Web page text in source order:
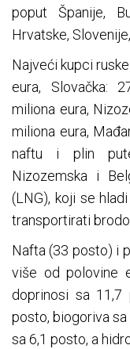
poput Španije,
Hrvatske,
Najveći kupci
eura, Slovačka:
miliona eura,
miliona eura,
naftu i plin
Nizozemska i
(LNG), koji se
transportirati
Nafta (33 posto) i
više od polovine
doprinosi sa 11,7
posto, biogoriva
sa 6,1 posto, a